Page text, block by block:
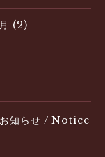
(2)
お知らせ / Notice